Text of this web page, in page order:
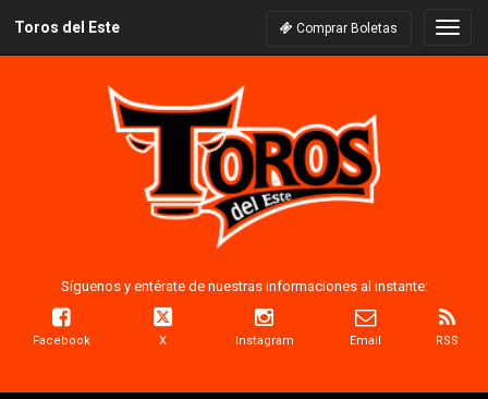
Toros del Este Comprar Boletas
Síguenos y entérate de nuestras informaciones al instante:
Facebook X Instagram Email RSS